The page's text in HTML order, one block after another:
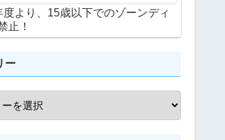
度より、15歳以下でのゾーンディ
止！
ー